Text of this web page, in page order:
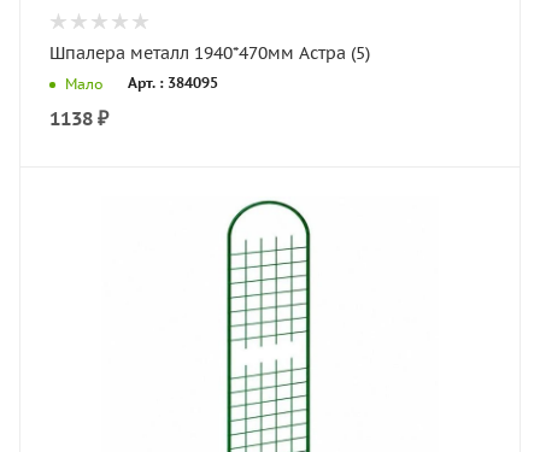
Шпалера металл 1940*470мм Астра (5)
Мало Арт. : 384095
1138 ₽